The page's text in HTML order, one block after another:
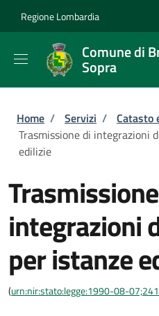
Regione Lombardia
Comune di
Sopra
Briciole di
Home / Servizi / Catasto
Trasmissione di integrazioni
edilizie
integrazioni
per istanze
(urn:nir:stato:legge:1990-08-07;241